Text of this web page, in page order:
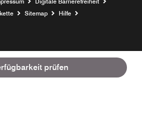
prüfen
Sitemap Hilfe